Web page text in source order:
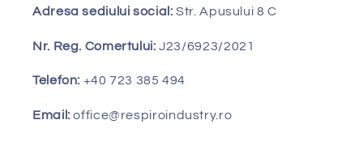
Adresa sediului social:Str. Apusului 8 C
Nr. Reg. Comertului:J23/6923/2021
Telefon: +40 723 385 494
Email:office@respiroindustry.ro